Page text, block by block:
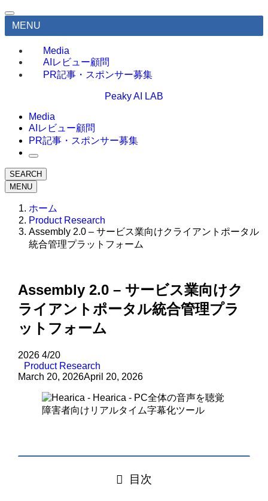
MENU
Media
AIレビュー顧問
PR記事・スポンサー募集
Peaky AI LAB
Media
AIレビュー顧問
PR記事・スポンサー募集
SEARCH
MENU
ホーム
Product Research
Assembly 2.0 – サービス業向けクライアントポータル
統合管理プラットフォーム
Assembly 2.0 – サービス業向けク
ライアントポータル統合管理プラ
ットフォーム
2026 4/20
Product Research
March 20, 2026April 20, 2026
目次